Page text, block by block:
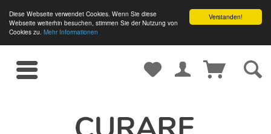
Verstanden!
Diese Webseite verwendet Cookies. Wenn Sie diese
Webseite weiterhin besuchen, stimmen Sie der Nutzung von
Cookies zu. Mehr Informationen